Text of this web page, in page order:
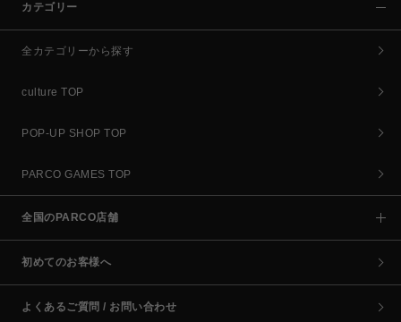
カテゴリー
全カテゴリーから探す
culture TOP
POP-UP SHOP TOP
PARCO GAMES TOP
全国のPARCO店舗
初めてのお客様へ
よくあるご質問 / お問い合わせ